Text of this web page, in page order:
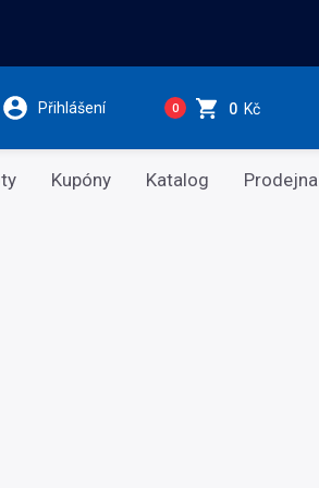
Přihlášení 0 0 Kč
Kupóny Katalog Prodejna